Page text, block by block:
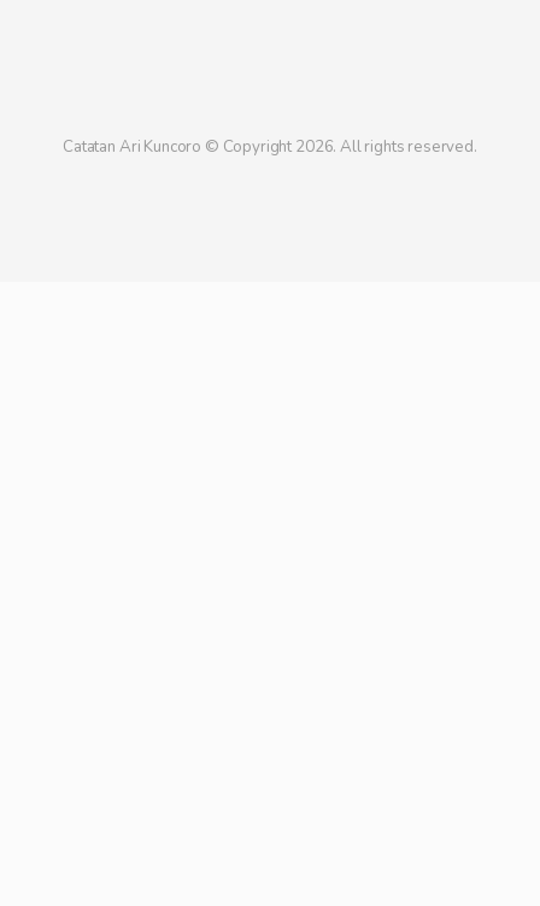
Catatan Ari Kuncoro © Copyright 2026. All rights reserved.